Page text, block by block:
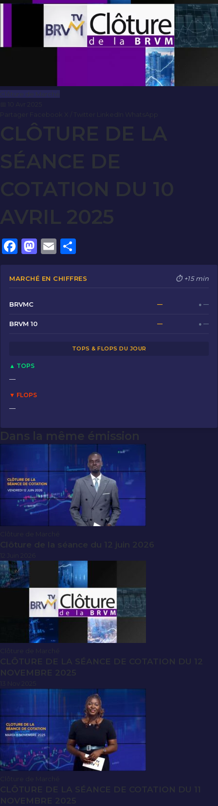
Clôture de Marché
CLÔTURE DE LA
SÉANCE DE
COTATION DU 10
AVRIL 2025
F
a
c
b
o
o
M
a
st
o
n
E
m
ai
ar
ta
MARCHÉ EN CHIFFRES ⏱ +15 min
BRVMC — ● —
BRVM 10 — ● —
TOPS & FLOPS DU JOUR
▲ TOPS
—
▼ FLOPS
—
Dans la même émission
Clôture de la séance du 12 juin 2026
CLÔTURE DE LA SÉANCE DE COTATION DU 12
NOVEMBRE 2025
CLÔTURE DE LA SÉANCE DE COTATION DU 11
NOVEMBRE 2025